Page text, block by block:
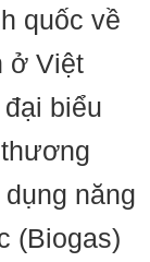
quốc về
ở Việt
biểu
năng
(Biogas)